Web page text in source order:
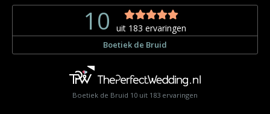
Boetiek de Bruid 10 uit 183 ervaringen